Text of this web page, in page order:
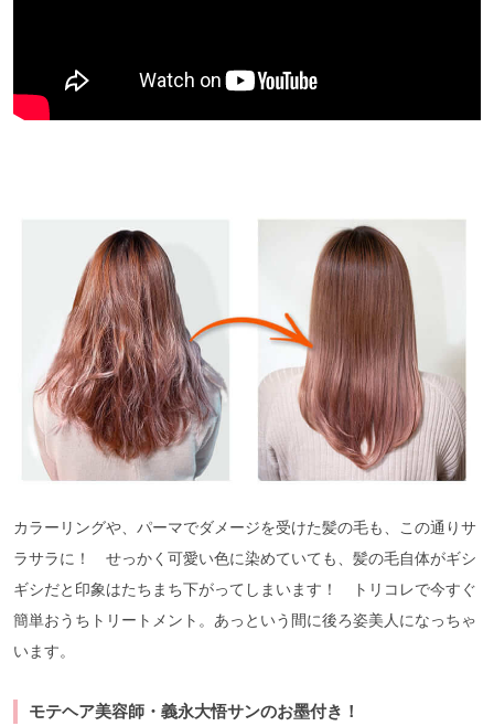
カラーリングや、パーマでダメージを受けた髪の毛も、この通りサ
ラサラに！ せっかく可愛い色に染めていても、髪の毛自体がギシ
ギシだと印象はたちまち下がってしまいます！ トリコレで今すぐ
簡単おうちトリートメント。あっという間に後ろ姿美人になっちゃ
います。
モテヘア美容師・義永大悟サンのお墨付き！